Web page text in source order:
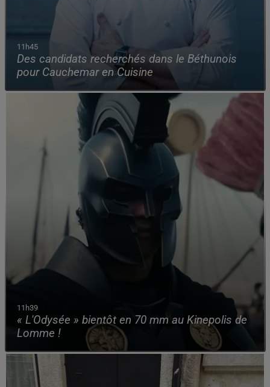
11h45
Des candidats recherchés dans le Béthunois
pour Cauchemar en Cuisine
11h39
« L'Odysée » bientôt en 70 mm au Kinepolis de
Lomme !